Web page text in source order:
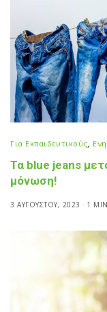
Για Εκπαιδευτικούς,
Τα blue jeans
μόνωση!
3 ΑΥΓΟΎΣΤΟΥ, 2023 1